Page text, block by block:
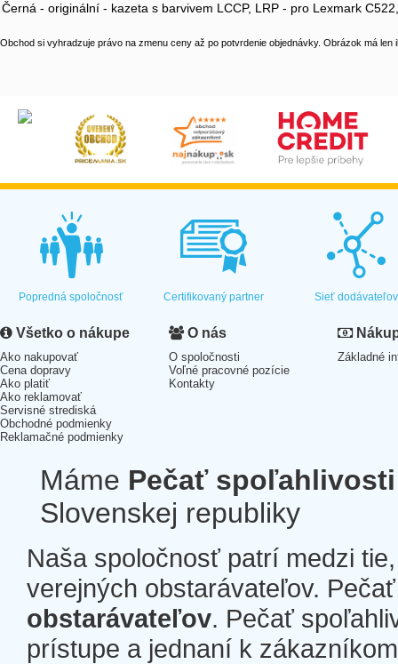
Černá - originální - kazeta s barvivem LCCP, LRP - pro Lexmark
Obchod si vyhradzuje právo na zmenu ceny až po potvrdenie objednávky. Obrázok má len
Popredná spoločnosť Certifikovaný partner Sieť dodávateľov
Všetko o nákupe
Ako nakupovať
Cena dopravy
Ako platiť
Ako reklamovať
Servisné strediská
Obchodné podmienky
Reklamačné podmienky
O nás
O spoločnosti
Voľné pracovné pozície
Kontakty
Základné
Máme Pečať spoľahlivosti
Slovenskej republiky
Naša spoločnosť patrí medzi
verejných obstarávateľov.
obstarávateľov. Pečať
prístupe a jednaní k